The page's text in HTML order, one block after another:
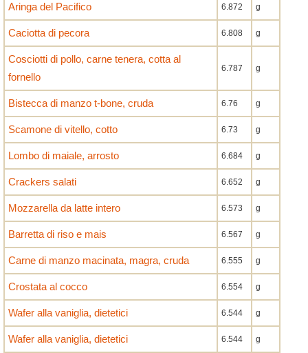
Aringa del Pacifico 6.872 g
Caciotta di pecora 6.808 g
Cosciotti di pollo, carne tenera, cotta al
fornello
6.787 g
Bistecca di manzo t-bone, cruda 6.76 g
Scamone di vitello, cotto 6.73 g
Lombo di maiale, arrosto 6.684 g
Crackers salati 6.652 g
Mozzarella da latte intero 6.573 g
Barretta di riso e mais 6.567 g
Carne di manzo macinata, magra, cruda 6.555 g
Crostata al cocco 6.554 g
Wafer alla vaniglia, dietetici 6.544 g
Wafer alla vaniglia, dietetici 6.544 g